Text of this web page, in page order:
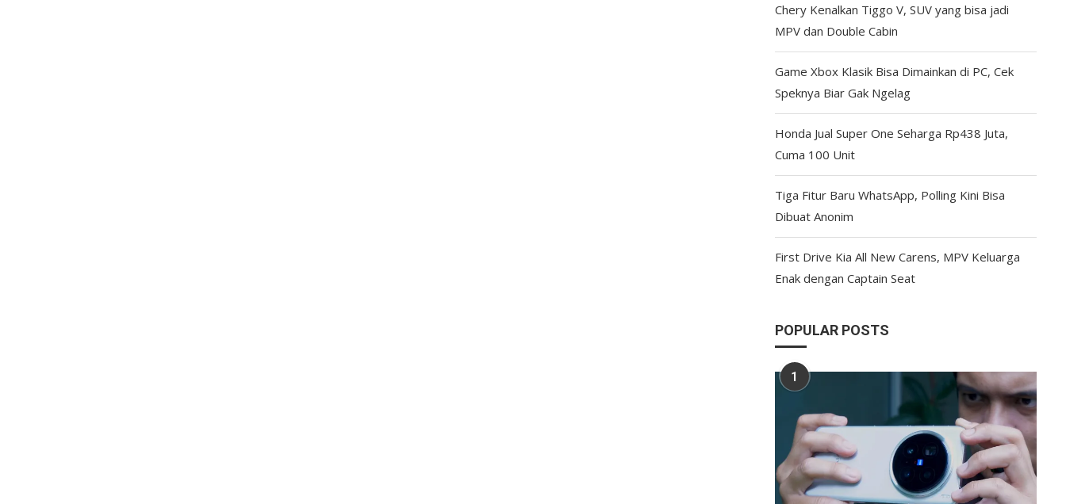
Chery Kenalkan Tiggo V, SUV yang bisa jadi
MPV dan Double Cabin
Game Xbox Klasik Bisa Dimainkan di PC, Cek
Speknya Biar Gak Ngelag
Honda Jual Super One Seharga Rp438 Juta,
Cuma 100 Unit
Tiga Fitur Baru WhatsApp, Polling Kini Bisa
Dibuat Anonim
First Drive Kia All New Carens, MPV Keluarga
Enak dengan Captain Seat
POPULAR POSTS
1